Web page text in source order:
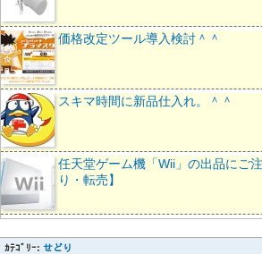
価格改定ツール導入検討＾＾
スキマ時間に新品仕入れ。＾＾
任天堂ゲーム機「Wii」の出品にご
り・転売】
ｶﾃｺﾞﾘｰ: せどり